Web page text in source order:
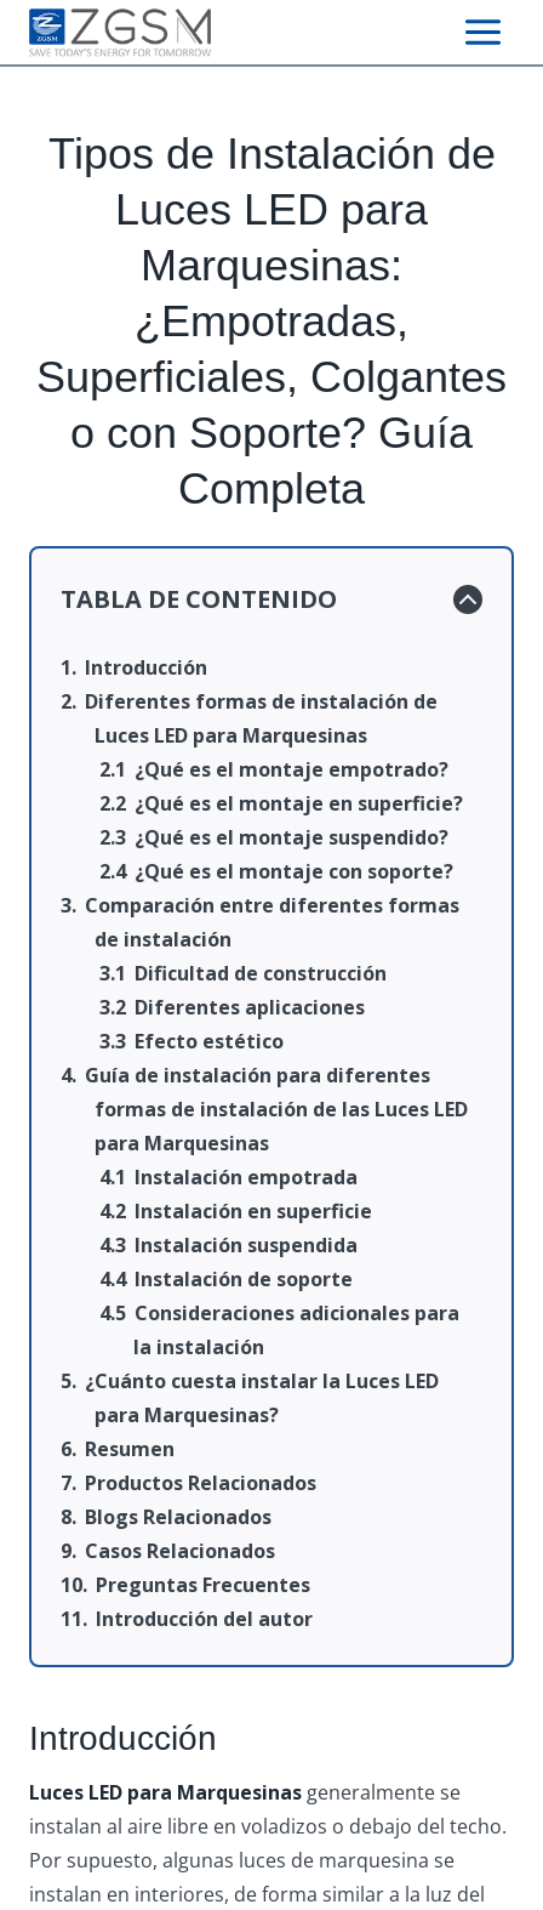
Skip
Tipos de Instalación de
Luces LED para
Marquesinas:
¿Empotradas,
Superficiales, Colgantes
o con Soporte? Guía
Completa
TABLA DE CONTENIDO
Introducción
Diferentes formas de instalación de
Luces LED para Marquesinas
¿Qué es el montaje empotrado?
¿Qué es el montaje en superficie?
¿Qué es el montaje suspendido?
¿Qué es el montaje con soporte?
Comparación entre diferentes formas
de instalación
Dificultad de construcción
Diferentes aplicaciones
Efecto estético
Guía de instalación para diferentes
formas de instalación de las Luces LED
para Marquesinas
Instalación empotrada
Instalación en superficie
Instalación suspendida
Instalación de soporte
Consideraciones adicionales para
la instalación
¿Cuánto cuesta instalar la Luces LED
para Marquesinas?
Resumen
Productos Relacionados
Blogs Relacionados
Casos Relacionados
Preguntas Frecuentes
Introducción del autor
Introducción
Luces LED para Marquesinas generalmente se
instalan al aire libre en voladizos o debajo del techo.
Por supuesto, algunas luces de marquesina se
instalan en interiores, de forma similar a la luz del